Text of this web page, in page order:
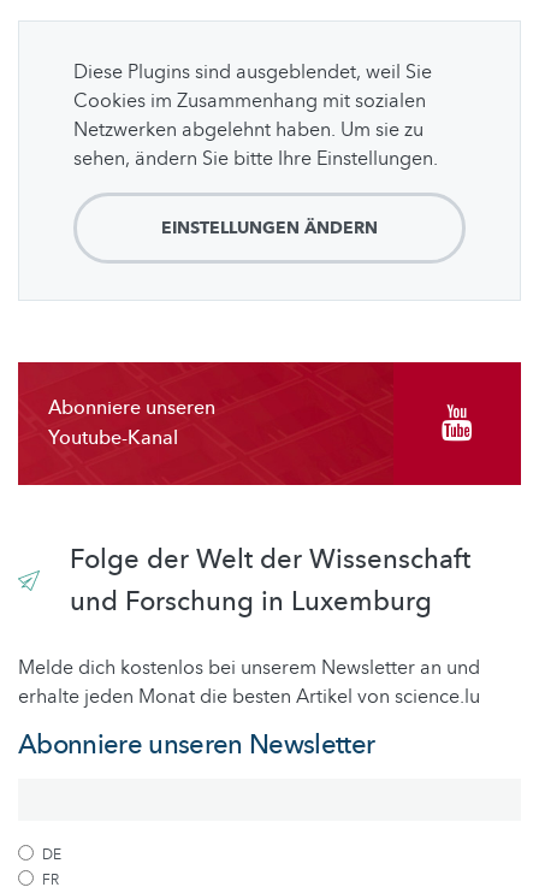
Diese Plugins sind ausgeblendet, weil Sie
Cookies im Zusammenhang mit sozialen
Netzwerken abgelehnt haben. Um sie zu
sehen, ändern Sie bitte Ihre Einstellungen.
EINSTELLUNGEN ÄNDERN
Abonniere unseren
Youtube-Kanal
Folge der Welt der Wissenschaft
und Forschung in Luxemburg
Melde dich kostenlos bei unserem Newsletter an und
erhalte jeden Monat die besten Artikel von science.lu
Abonniere unseren Newsletter
DE
FR